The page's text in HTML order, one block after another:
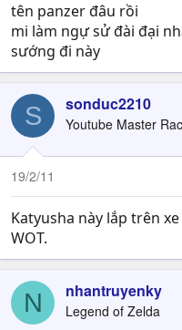
tên panzer đâu rồi
mi làm ngự sử đài đại
sướng đi này
S sonduc2210
Youtube Master
19/2/11
Katyusha này lắp trên
WOT.
N nhantruyenky
Legend of Zelda